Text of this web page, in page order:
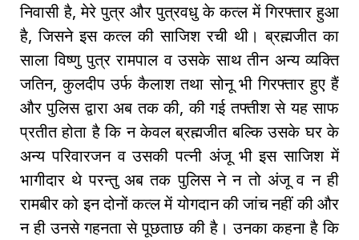
निवासी है, मेरे पुत्र और पुत्रवधु के कत्ल में गिरफ्तार हुआ
है, जिसने इस कत्ल की साजिश रची थी। ब्रह्मजीत का
साला विष्णु पुत्र रामपाल व उसके साथ तीन अन्य व्यक्ति
जतिन, कुलदीप उर्फ कैलाश तथा सोनू भी गिरफ्तार हुए हैं
और पुलिस द्वारा अब तक की, की गई तफ्तीश से यह साफ
प्रतीत होता है कि न केवल ब्रह्मजीत बल्कि उसके घर के
अन्य परिवारजन व उसकी पत्नी अंजू भी इस साजिश में
भागीदार थे परन्तु अब तक पुलिस ने न तो अंजू व न ही
रामबीर को इन दोनों कत्ल में योगदान की जांच नहीं की और
न ही उनसे गहनता से पूछताछ की है। उनका कहना है कि